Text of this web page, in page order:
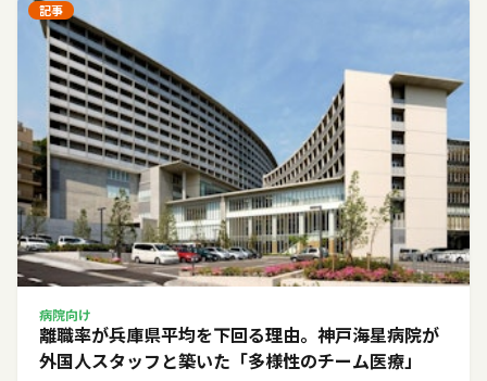
記事
病院向け
離職率が兵庫県平均を下回る理由。神戸海星病院が
外国人スタッフと築いた「多様性のチーム医療」